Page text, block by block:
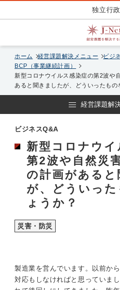
独立行
ホーム 経営課題解決メニュー
ビジ
BCP（事業継続計画）
新型コロナウイルス感染症の第2波や
あると聞きましたが、どういったもの
経営課題解
ビジネスQ&A
新型コロナウイ
第2波や自然災
の計画があると
が、どういっ
ょうか？
災害・防災
製造業を営んでいます。以前か
対応もしなければと思っていま